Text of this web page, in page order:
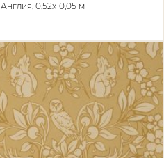
Англия, 0,52x10,05 м